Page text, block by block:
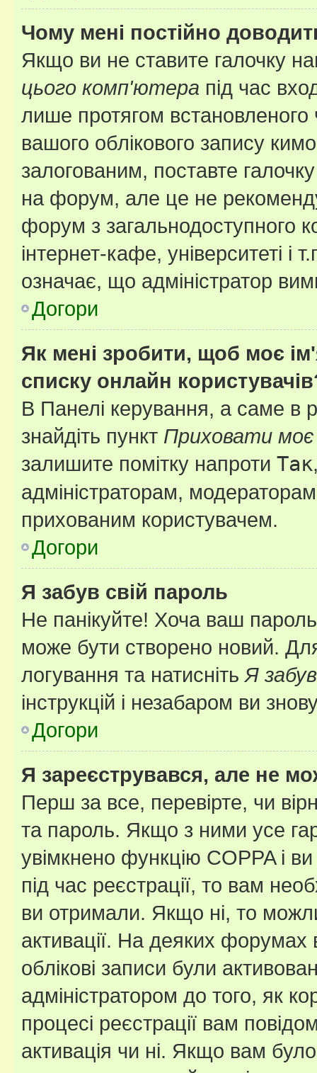
Чому мені постійно
Якщо ви не ставите галочку
цього комп'ютера під час
лише протягом встановленого
вашого облікового запису
залогованим, поставте
на форум, але це не
форум з загальнодоступного
інтернет-кафе, університеті і
означає, що адміністратор
Догори
Як мені зробити, щоб моє
списку онлайн
В Панелі керування, а саме в
знайдіть пункт Приховати моє
залишите помітку напроти Так
адміністраторам,
прихованим користувачем.
Догори
Я забув свій пароль
Не панікуйте! Хоча ваш
може бути створено новий.
логування та натисніть Я
інструкцій і незабаром ви
Догори
Я зареєструвався, але не
Перш за все, перевірте, чи
та пароль. Якщо з ними усе
увімкнено функцію COPPA і
під час реєстрації, то вам
ви отримали. Якщо ні, то
активації. На деяких форумах
облікові записи були
адміністратором до того, як
процесі реєстрації вам
активація чи ні. Якщо вам